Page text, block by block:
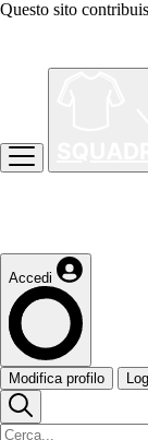
Questo sito
Accedi
Modifica profilo